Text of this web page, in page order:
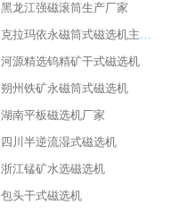
黑龙江强磁滚筒生产厂家
克拉玛依永磁筒式磁选机主要技术参数
河源精选钨精矿干式磁选机
朔州铁矿永磁筒式磁选机
湖南平板磁选机厂家
四川半逆流湿式磁选机
浙江锰矿水选磁选机
包头干式磁选机